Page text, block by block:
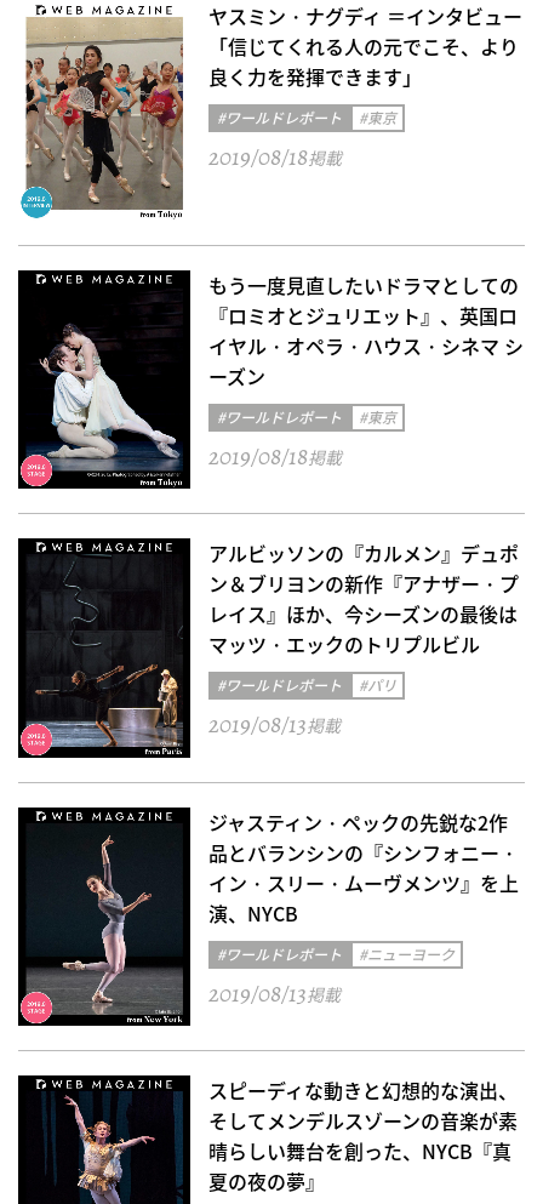
ヤスミン・ナグディ ＝インタビュー
「信じてくれる人の元でこそ、より
良く力を発揮できます」
#ワールドレポート #東京
2019/08/18掲載
もう一度見直したいドラマとしての
『ロミオとジュリエット』、英国ロ
イヤル・オペラ・ハウス・シネマ シ
ーズン
#ワールドレポート #東京
2019/08/18掲載
アルビッソンの『カルメン』デュポ
ン＆ブリヨンの新作『アナザー・プ
レイス』ほか、今シーズンの最後は
マッツ・エックのトリプルビル
#ワールドレポート #パリ
2019/08/13掲載
ジャスティン・ペックの先鋭な2作
品とバランシンの『シンフォニー・
イン・スリー・ムーヴメンツ』を上
演、NYCB
#ワールドレポート #ニューヨーク
2019/08/13掲載
スピーディな動きと幻想的な演出、
そしてメンデルスゾーンの音楽が素
晴らしい舞台を創った、NYCB『真
夏の夜の夢』